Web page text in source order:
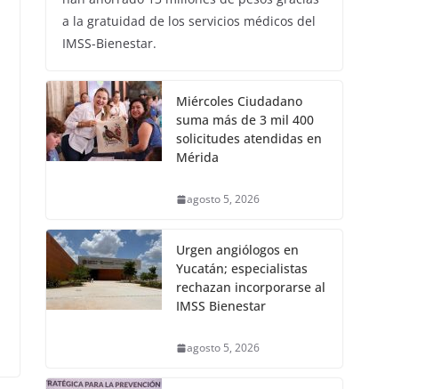
a la gratuidad de los servicios médicos del
IMSS-Bienestar.
Miércoles Ciudadano
suma más de 3 mil 400
solicitudes atendidas en
Mérida
agosto 5, 2026
Urgen angiólogos en
Yucatán; especialistas
rechazan incorporarse al
IMSS Bienestar
agosto 5, 2026